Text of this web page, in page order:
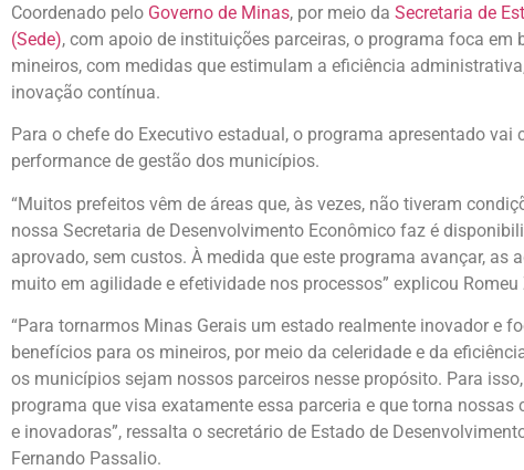
Coordenado pelo Governo de Minas, por meio da Secretaria de
(Sede), com apoio de instituições parceiras, o programa foca
mineiros, com medidas que estimulam a eficiência
inovação contínua.
Para o chefe do Executivo estadual, o programa apresentado
performance de gestão dos municípios.
“Muitos prefeitos vêm de áreas que, às vezes, não tiveram
nossa Secretaria de Desenvolvimento Econômico faz é
aprovado, sem custos. À medida que este programa avançar,
muito em agilidade e efetividade nos processos” explicou Romeu
“Para tornarmos Minas Gerais um estado realmente inovador e
benefícios para os mineiros, por meio da celeridade e da
os municípios sejam nossos parceiros nesse propósito. Para
programa que visa exatamente essa parceria e que torna
e inovadoras”, ressalta o secretário de Estado de
Fernando Passalio.